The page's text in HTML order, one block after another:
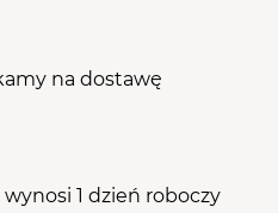
na dostawę
1 dzień roboczy